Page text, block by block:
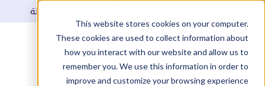
This website stores cookies on your computer.
These cookies are used to collect information about
how you interact with our website and allow us to
remember you. We use this information in order to
improve and customize your browsing experience
حدد موعد للمقابلة